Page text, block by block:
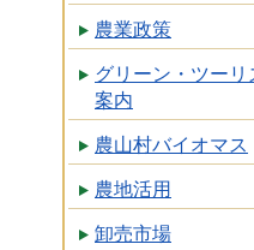
農業政策
グリーン・ツーリ
案内
農山村バイオマス
農地活用
卸売市場